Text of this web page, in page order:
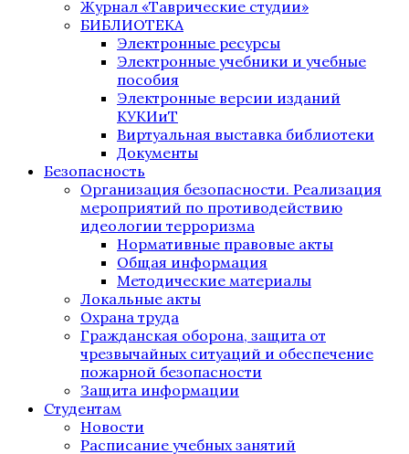
Журнал «Таврические студии»
БИБЛИОТЕКА
Электронные ресурсы
Электронные учебники и учебные
пособия
Электронные версии изданий
КУКИиТ
Виртуальная выставка библиотеки
Документы
Безопасность
Организация безопасности. Реализация
мероприятий по противодействию
идеологии терроризма
Нормативные правовые акты
Общая информация
Методические материалы
Локальные акты
Охрана труда
Гражданская оборона, защита от
чрезвычайных ситуаций и обеспечение
пожарной безопасности
Защита информации
Студентам
Новости
Расписание учебных занятий